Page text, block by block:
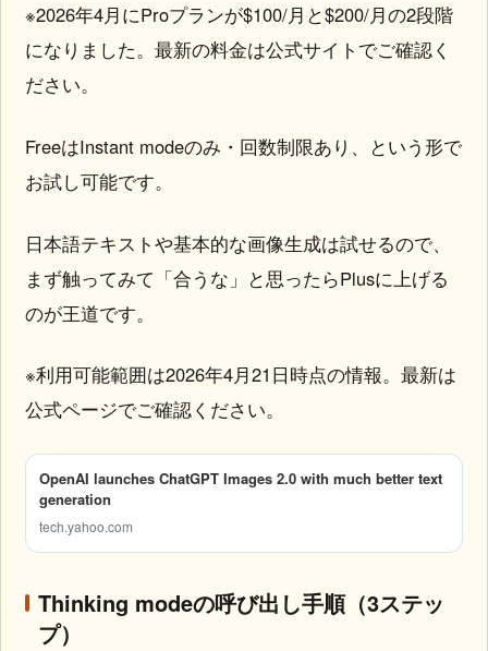
※2026年4月にProプランが$100/月と$200/月の2段階
になりました。最新の料金は公式サイトでご確認く
ださい。
FreeはInstant modeのみ・回数制限あり、という形で
お試し可能です。
日本語テキストや基本的な画像生成は試せるので、
まず触ってみて「合うな」と思ったらPlusに上げる
のが王道です。
※利用可能範囲は2026年4月21日時点の情報。最新は
公式ページでご確認ください。
OpenAI launches ChatGPT Images 2.0 with much better text
generation
tech.yahoo.com
Thinking modeの呼び出し手順（3ステッ
プ）